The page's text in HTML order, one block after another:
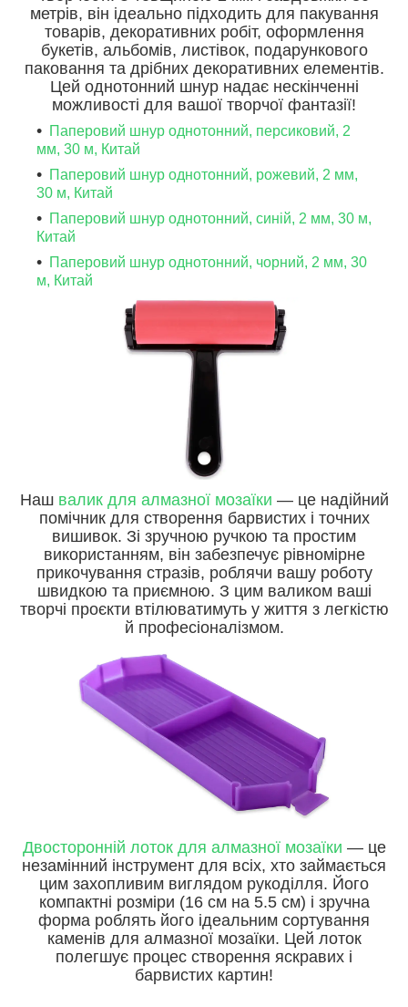
метрів, він ідеально підходить для пакування
товарів, декоративних робіт, оформлення
букетів, альбомів, листівок, подарункового
паковання та дрібних декоративних елементів.
Цей однотонний шнур надає нескінченні
можливості для вашої творчої фантазії!
Паперовий шнур однотонний, персиковий, 2
мм, 30 м, Китай
Паперовий шнур однотонний, рожевий, 2 мм,
30 м, Китай
Паперовий шнур однотонний, синій, 2 мм, 30 м,
Китай
Паперовий шнур однотонний, чорний, 2 мм, 30
м, Китай
Наш валик для алмазної мозаїки — це надійний
помічник для створення барвистих і точних
вишивок. Зі зручною ручкою та простим
використанням, він забезпечує рівномірне
прикочування стразів, роблячи вашу роботу
швидкою та приємною. З цим валиком ваші
творчі проєкти втілюватимуть у життя з легкістю
й професіоналізмом.
Двосторонній лоток для алмазної мозаїки — це
незамінний інструмент для всіх, хто займається
цим захопливим виглядом рукоділля. Його
компактні розміри (16 см на 5.5 см) і зручна
форма роблять його ідеальним сортування
каменів для алмазної мозаїки. Цей лоток
полегшує процес створення яскравих і
барвистих картин!